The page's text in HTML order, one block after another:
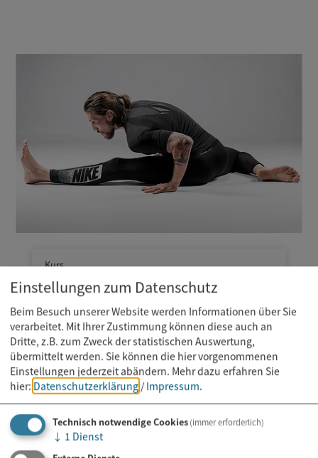
Kurs
11.08.2026
Mobility Training
Einstellungen zum Datenschutz
Beim Besuch unserer Website werden Informationen über Sie
verarbeitet. Mit Ihrer Zustimmung können diese auch an
Dritte, z.B. zum Zweck der statistischen Auswertung,
übermittelt werden. Sie können die hier vorgenommenen
Einstellungen jederzeit abändern. Mehr dazu erfahren Sie
hier: Datenschutzerklärung / Impressum.
Technisch notwendige Cookies(immer erforderlich)
↓ 1 Dienst